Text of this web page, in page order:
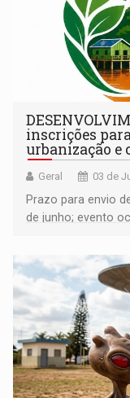
inscrições
urbanização e
Geral 03 de
Prazo para envio
de junho; evento